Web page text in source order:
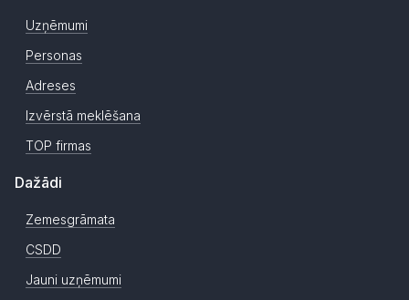
Uzņēmumi
Personas
Adreses
Izvērstā meklēšana
TOP firmas
Dažādi
Zemesgrāmata
CSDD
Jauni uzņēmumi